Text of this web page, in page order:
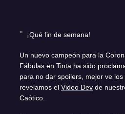
¡Qué fin de semana!
Un nuevo campeón para la
Fábulas en Tinta ha sido
para no dar spoilers, mejor ve los
revelamos el Video Dev de
Caótico.